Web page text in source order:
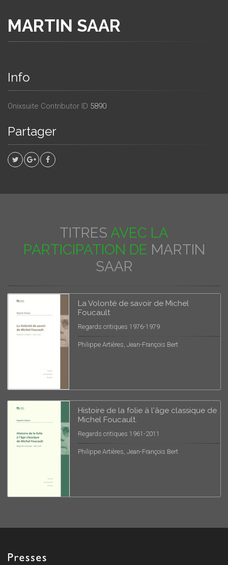
MARTIN SAAR
Info
Onixsuite Contributor ID 5890
Partager
TITRES AVEC LA
PARTICIPATION DE MARTIN
SAAR
La Volonté de savoir de Michel
Foucault
Regards critiques 1976-1979
Philippe Artières, Jean-François Bert
Histoire de la folie à l'âge classique de
Michel Foucault.
Regards critiques 1961-2011
Philippe Artières, Jean-François Bert